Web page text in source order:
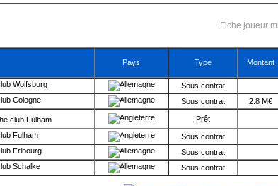
Fiche joueur
Pays Type Montant
Wolfsburg
Sous contrat
Cologne
Sous contrat 2.8 M€
Fulham Prêt
Fulham
Sous contrat
Fribourg
Sous contrat
Schalke
Sous contrat